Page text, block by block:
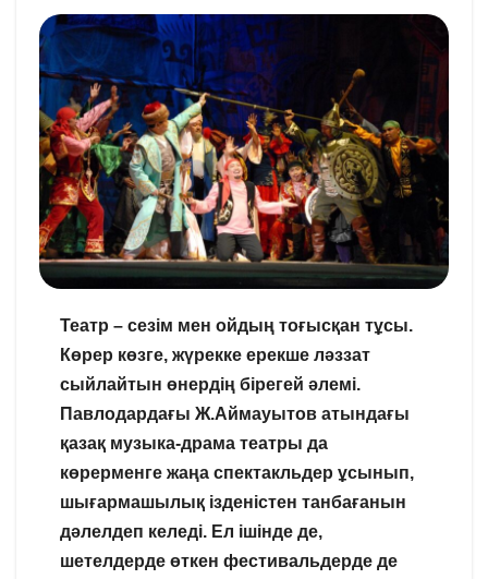
Театр – сезім мен ойдың тоғысқан тұсы.
Көрер көзге, жүрекке ерекше ләззат
сыйлайтын өнердің бірегей әлемі.
Павлодардағы Ж.Аймауытов атындағы
қазақ музыка-драма театры да
көрерменге жаңа спектакльдер ұсынып,
шығармашылық ізденістен танбағанын
дәлелдеп келеді. Ел ішінде де,
шетелдерде өткен фестивальдерде де